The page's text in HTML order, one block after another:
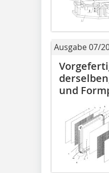
Ausgabe 07/
und